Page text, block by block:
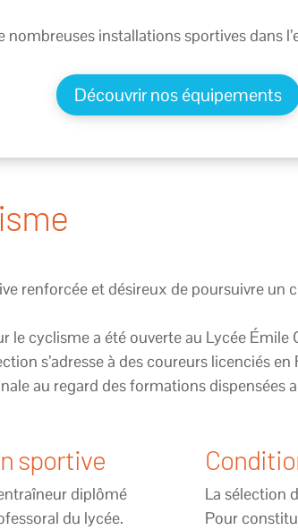
nombreuses installations sportives dans
Découvrir nos équipements
renforcée et désireux de poursuivre un
cyclisme a été ouverte au Lycée Émile
s’adresse à des coureurs licenciés
au regard des formations dispensées
sportive
diplômé
du lycée.
La sélection
Pour